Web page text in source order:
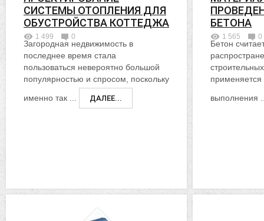
СИСТЕМЫ ОТОПЛЕНИЯ ДЛЯ
ОБУСТРОЙСТВА КОТТЕДЖА
1 499 0
Загородная недвижимость в
последнее время стала
пользоваться невероятно большой
популярностью и спросом, поскольку
именно так ...
ДАЛЕЕ...
БЕТОНА
1 565 0
Бетон
выполнения